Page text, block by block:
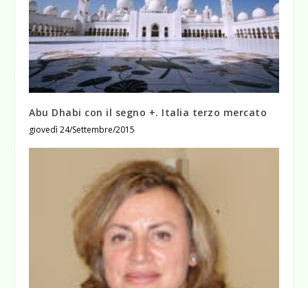
Abu Dhabi con il segno +. Italia terzo mercato
giovedì 24/Settembre/2015